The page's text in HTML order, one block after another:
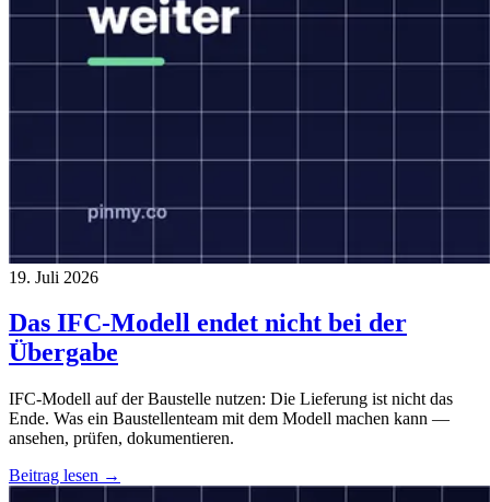
19. Juli 2026
Das IFC-Modell endet nicht bei der
Übergabe
IFC-Modell auf der Baustelle nutzen: Die Lieferung ist nicht das
Ende. Was ein Baustellenteam mit dem Modell machen kann —
ansehen, prüfen, dokumentieren.
Beitrag lesen →